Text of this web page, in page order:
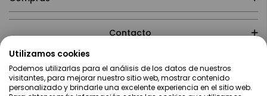
Contacto
Utilizamos cookies
Podemos utilizarlas para el análisis de los datos de nuestros
visitantes, para mejorar nuestro sitio web, mostrar contenido
personalizado y brindarle una excelente experiencia en el sitio web.